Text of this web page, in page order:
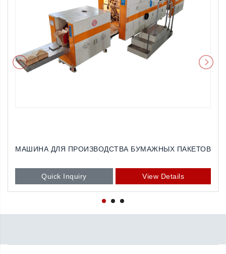
МАШИНА ДЛЯ ПРОИЗВОДСТВА БУМАЖНЫХ ПАКЕТОВ
Quick Inquiry View Details